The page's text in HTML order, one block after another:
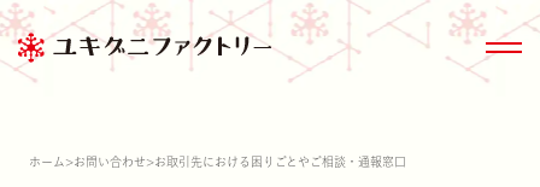
ホーム >お問い合わせ >お取引先における困りごとやご相談・通報窓口